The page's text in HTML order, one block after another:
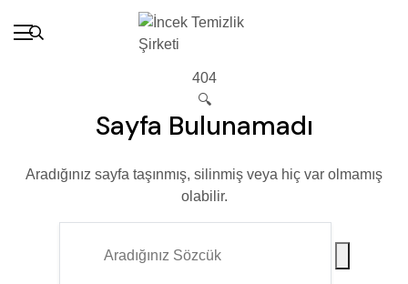
404
🔍
Sayfa Bulunamadı
Aradığınız sayfa taşınmış, silinmiş veya hiç var olmamış
olabilir.